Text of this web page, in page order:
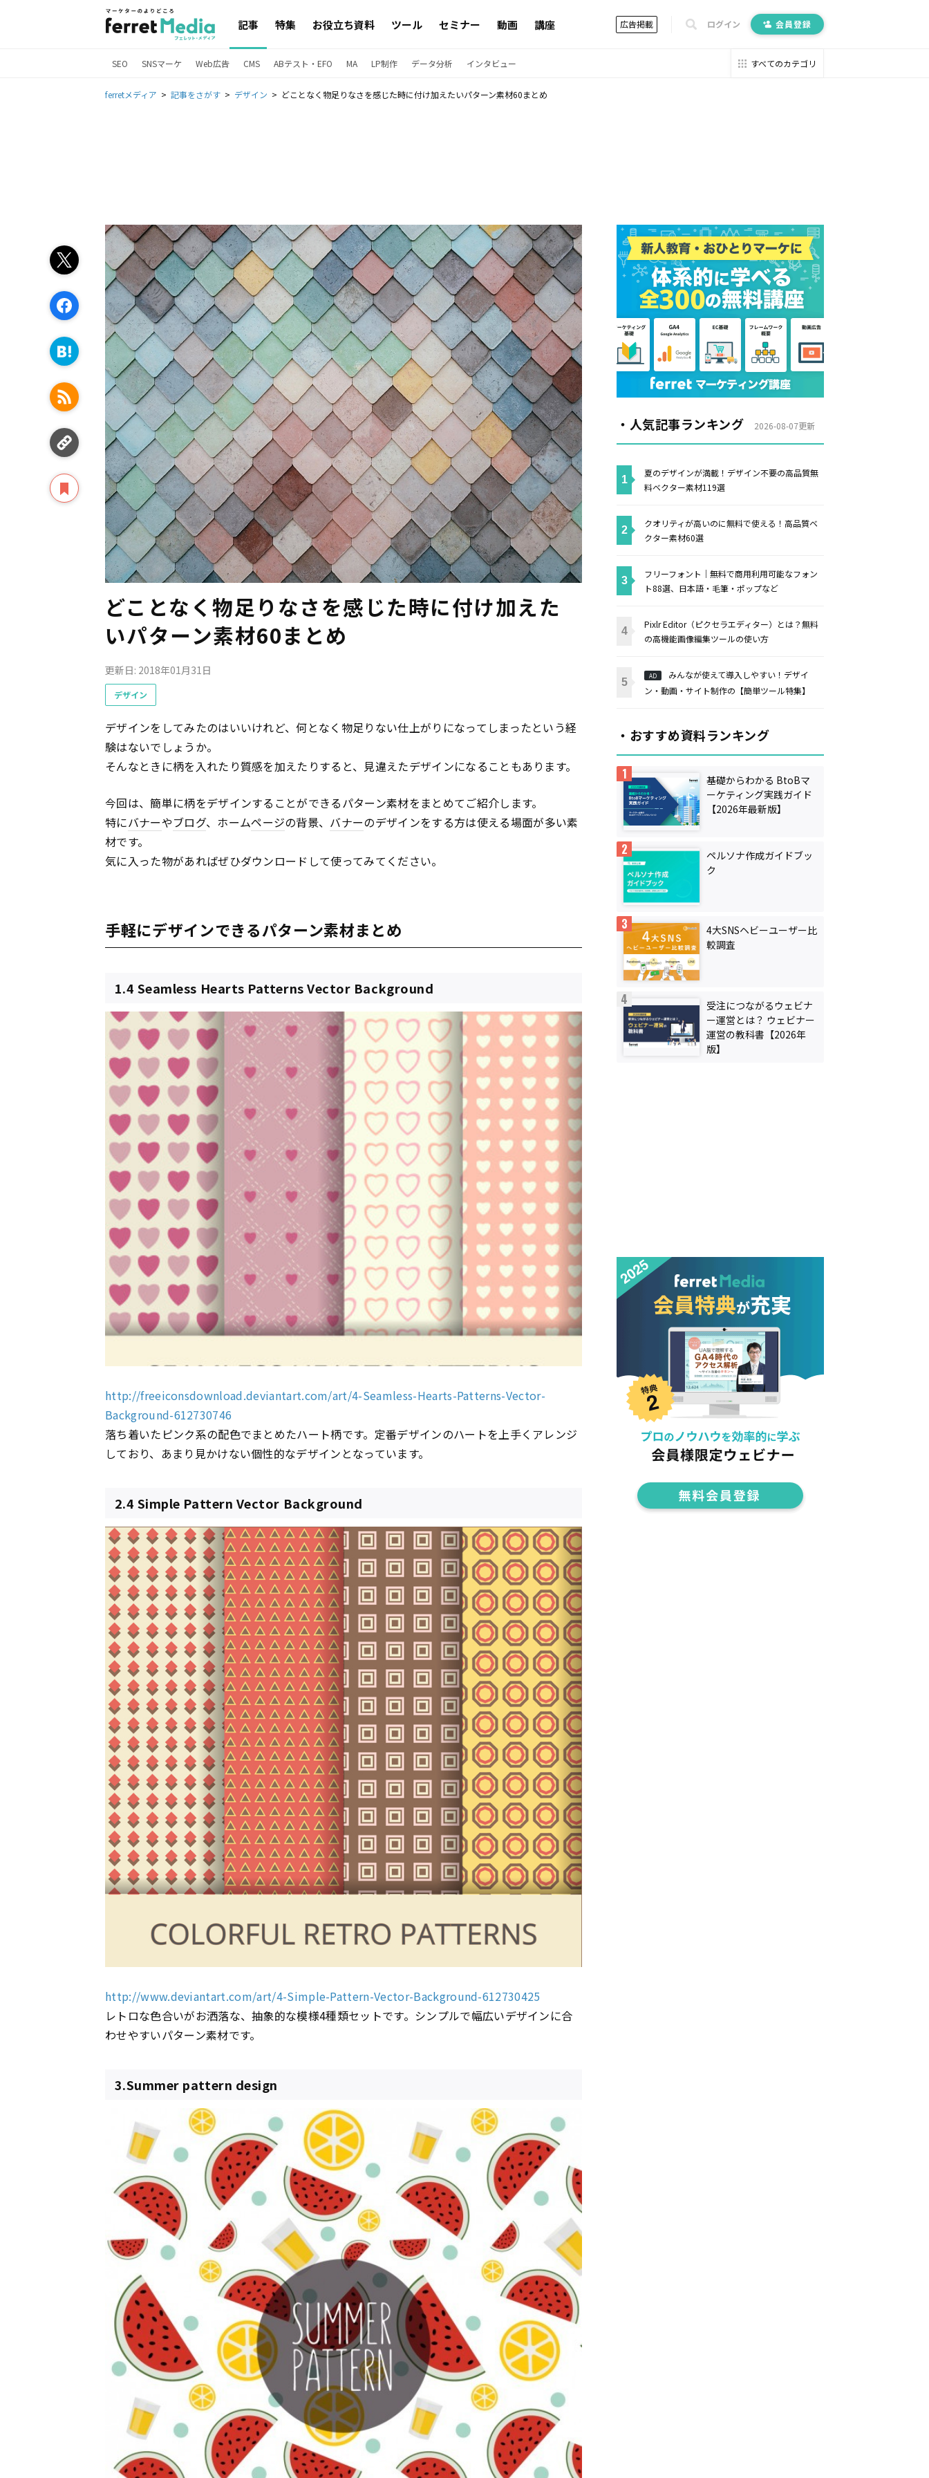
記事 特集 お役立ち資料 ツール セミナー 動画 講座 広告掲載 ログイン 会員登録
SEO SNSマーケ Web広告 CMS ABテスト・EFO MA LP制作 データ分析 インタビュー すべてのカテゴリ
ferretメディア 記事をさがす デザイン どことなく物足りなさを感じた時に付け加えたいパターン素材60まとめ
どことなく物足りなさを感じた時に付け加えた
いパターン素材60まとめ
更新日: 2018年01月31日
デザイン
デザインをしてみたのはいいけれど、何となく物足りない仕上がりになってしまったという経
験はないでしょうか。
そんなときに柄を入れたり質感を加えたりすると、見違えたデザインになることもあります。
今回は、簡単に柄をデザインすることができるパターン素材をまとめてご紹介します。
特にバナーやブログ、ホームページの背景、 バナーのデザインをする方は使える場面が多い素
材です。
気に入った物があればぜひダウンロードして使ってみてください。
手軽にデザインできるパターン素材まとめ
1.4 Seamless Hearts Patterns Vector Background
http://freeiconsdownload.deviantart.com/art/4-Seamless-Hearts-Patterns-Vector-
Background-612730746
落ち着いたピンク系の配色でまとめたハート柄です。定番デザインのハートを上手くアレンジ
しており、あまり見かけない個性的なデザインとなっています。
2.4 Simple Pattern Vector Background
http://www.deviantart.com/art/4-Simple-Pattern-Vector-Background-612730425
レトロな色合いがお洒落な、抽象的な模様4種類セットです。シンプルで幅広いデザインに合
わせやすいパターン素材です。
3.Summer pattern design
・人気記事ランキング 2026-08-07更新
夏のデザインが満載！デザイン不要の高品質無
料ベクター素材119選
クオリティが高いのに無料で使える！高品質ベ
クター素材60選
フリーフォント｜無料で商用利用可能なフォン
ト88選、日本語・毛筆・ポップなど
Pixlr Editor（ピクセラエディター）とは？無料
の高機能画像編集ツールの使い方
AD
みんなが使えて導入しやすい！デザイ
ン・動画・サイト制作の【簡単ツール特集】
・おすすめ資料ランキング
基礎からわかる BtoBマ
ーケティング実践ガイド
【2026年最新版】
ペルソナ作成ガイドブッ
ク
4大SNSヘビーユーザー比
較調査
受注につながるウェビナ
ー運営とは？ ウェビナー
運営の教科書【2026年
版】